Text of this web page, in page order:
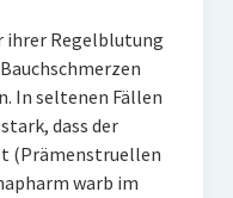
ihrer Regelblutung
In seltenen Fällen
dass der
(Prämenstruellen
warb im